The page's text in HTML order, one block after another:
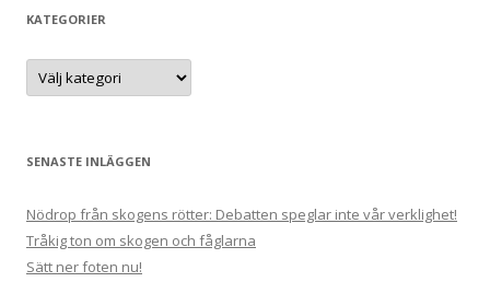
e
t
e
KATEGORIER
K
t
r
i
SENASTE INLÄGGEN
Nödrop från skogens rötter: Debatten speglar inte vår verklighet!
Tråkig ton om skogen och fåglarna
Sätt ner foten nu!